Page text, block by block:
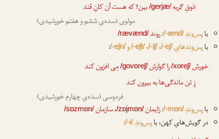
ذوقِگریه /gerjæ/ بین! که هست آن کانِ قند
مولوی (سده‌یِ ششم و هفتم خورشیدی)
باپس‌وندِ/-ænd/
:روند /rævænd/
باپس‌وندهایِ/-eʃ/،/-iʃ/،/-eʃt/و/-eʃn/
:
خورش/xoreʃ/راگوارش/govɒreʃ/مِی افزون کند
زِ تن ماندگی‌ها به بیرون کند
فردوسی (سده‌یِ چهارم خورشیدی)
باپس‌وندِ/-mɒn/
:زایمان/zɒjmɒn/،سازمان/sɒzmɒn/
در گویش‌هایِ کهن، باپس‌وندِ/-i/
: